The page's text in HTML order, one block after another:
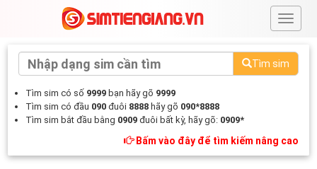
#
Tìm sim
Tìm sim có số 9999 bạn hãy gõ 9999
Tìm sim có đầu 090 đuôi 8888 hãy gõ 090*8888
Tìm sim bắt đầu bằng 0909 đuôi bất kỳ, hãy gõ: 0909*
Bấm vào đây để tìm kiếm nâng cao